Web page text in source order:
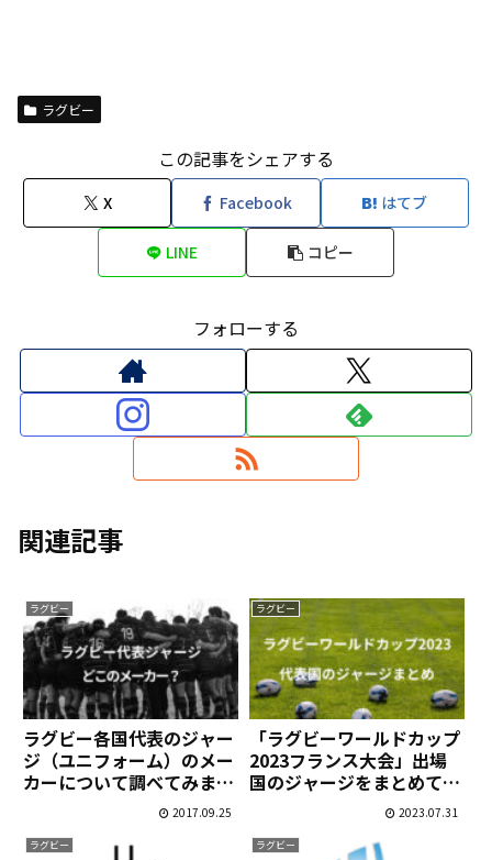
ラグビー
この記事をシェアする
X Facebook はてブ
LINE コピー
フォローする
関連記事
ラグビー
ラグビー各国代表のジャー
ジ（ユニフォーム）のメー
カーについて調べてみまし
2017.09.25
ラグビー
「ラグビーワールドカップ
2023フランス大会」出場
国のジャージをまとめてみ
2023.07.31
ラグビー ラグビー